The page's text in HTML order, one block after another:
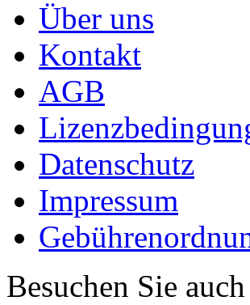
Über uns
Kontakt
AGB
Datenschutz
Impressum
Besuchen Sie